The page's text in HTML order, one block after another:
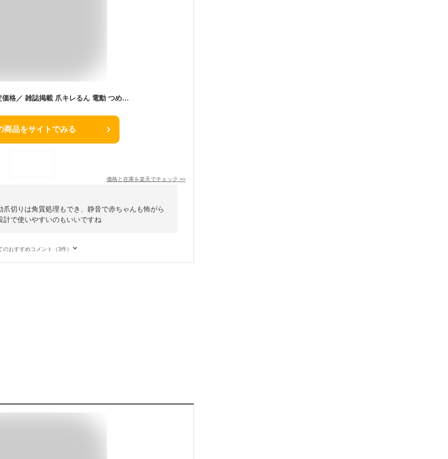
＼スーパーセール限定価格／ 雑誌掲載 爪キレるん 電動 つめ切り ネイルケア 安全設計 充電式 静音 足裏ケア 角質処理 USB充電 1年保証 高齢者 介護用 赤ちゃん 爪 電動 自動爪切り 皮ケア 静音 充電式 軽量 プレゼント ギフト ふるさと納税
商品をサイトでみる
価格と在庫を楽天でチェック >>
切りは角質処理もでき、静音で赤ちゃんも怖がら
で使いやすいのもいいですね
のおすすめコメント（3件）